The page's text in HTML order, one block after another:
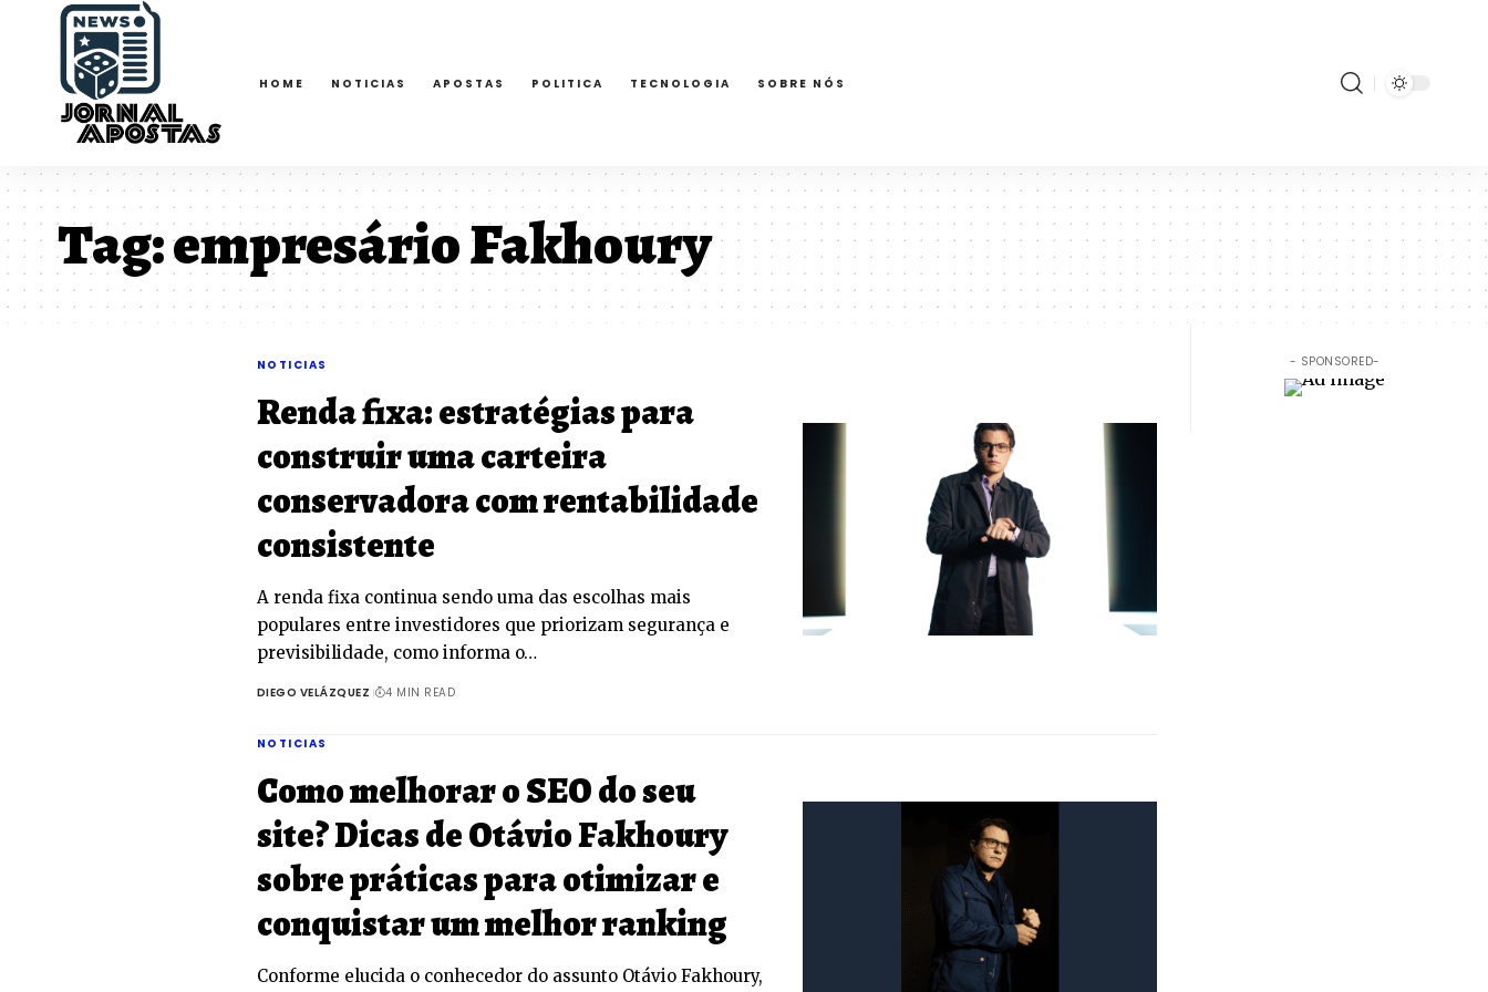
HOME NOTICIAS APOSTAS POLITICA TECNOLOGIA SOBRE NÓS
Tag:empresário Fakhoury
NOTICIAS
Renda fixa: estratégias para
construir uma carteira
conservadora com rentabilidade
consistente
A renda fixa continua sendo uma das escolhas mais
populares entre investidores que priorizam segurança e
previsibilidade, como informa o…
DIEGO VELÁZQUEZ 4 MIN READ
NOTICIAS
Como melhorar o SEO do seu
site? Dicas de Otávio Fakhoury
sobre práticas para otimizar e
conquistar um melhor ranking
Conforme elucida o conhecedor do assunto Otávio Fakhoury,
- SPONSORED-